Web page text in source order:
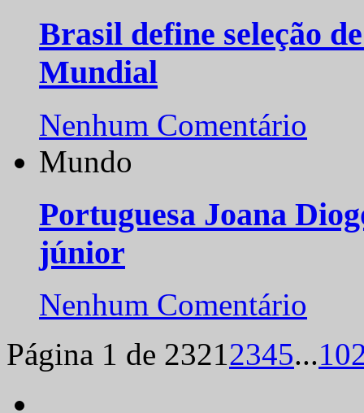
Brasil define seleção
Mundial
Nenhum Comentário
Mundo
Portuguesa Joana
júnior
Nenhum Comentário
Página 1 de 23212345...10